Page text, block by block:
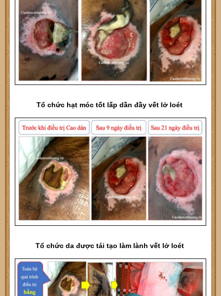
Tổ chức hạt móc tốt lấp dần đầy vết lở loét
Tổ chức da được tái tạo làm lành vết lở loét